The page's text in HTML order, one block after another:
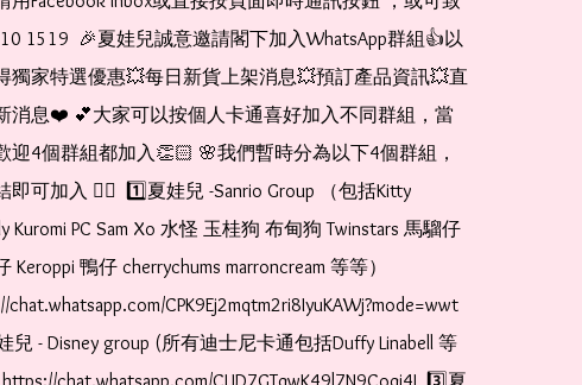
1519  🎉夏娃兒誠意邀請閣下加入WhatsApp群組👍以
獨家特選優惠💥每日新貨上架消息💥預訂產品資訊💥直
消息❤️ 💕大家可以按個人卡通喜好加入不同群組，當
迎4個群組都加入👏🏻 🌸我們暫時分為以下4個群組，
即可加入 👇🏻  1️⃣夏娃兒 -Sanrio Group （包括Kitty
Kuromi PC Sam Xo 水怪 玉桂狗 布甸狗 Twinstars 馬騮仔
Keroppi 鴨仔 cherrychums marroncream 等等）
chat.whatsapp.com/CPK9Ej2mqtm2ri8IyuKAWj?mode=wwt
兒 - Disney group (所有迪士尼卡通包括Duffy Linabell 等